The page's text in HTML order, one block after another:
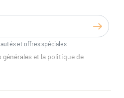
et offres spéciales
et la politique de